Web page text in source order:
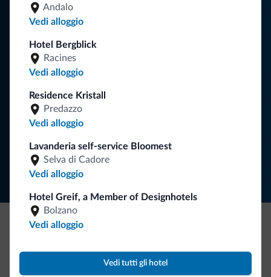
Andalo
Vedi alloggio
Hotel Bergblick
Racines
Vedi alloggio
Residence Kristall
Predazzo
Vedi alloggio
Lavanderia self-service Bloomest
Selva di Cadore
Vedi alloggio
Hotel Greif, a Member of Designhotels
Bolzano
Vedi alloggio
Vedi tutti gli hotel
Segui Dolomiti.it
Consigli dalle Dolomiti
Riceverai informazioni, offerte esclusive e news per la tua
ISCRIVITI ALLA NEWSLETTER
Ce l'avete chiesto in tanti. Ecco la nuova collezione firmata
Dolomiti.it!